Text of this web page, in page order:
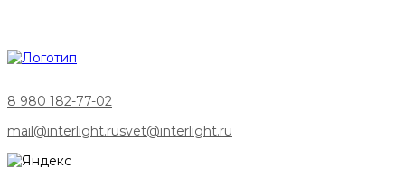
8 980 182-77-02
mail@interlight.rusvet@interlight.ru